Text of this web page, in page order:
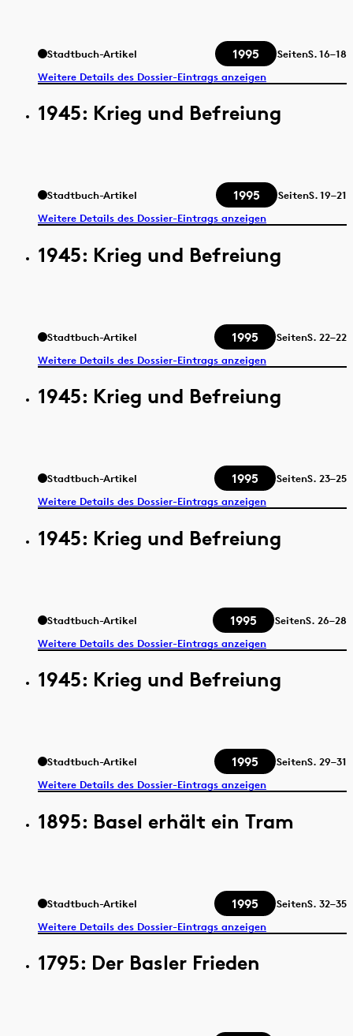
Stadtbuch-Artikel 1995 SeitenS.16–18
Weitere Details des Dossier-Eintrags anzeigen
1945: Krieg und Befreiung
Stadtbuch-Artikel 1995 SeitenS.19–21
Weitere Details des Dossier-Eintrags anzeigen
1945: Krieg und Befreiung
Stadtbuch-Artikel 1995 SeitenS. 22–22
Weitere Details des Dossier-Eintrags anzeigen
1945: Krieg und Befreiung
Stadtbuch-Artikel 1995 SeitenS. 23–25
Weitere Details des Dossier-Eintrags anzeigen
1945: Krieg und Befreiung
Stadtbuch-Artikel 1995 SeitenS. 26–28
Weitere Details des Dossier-Eintrags anzeigen
1945: Krieg und Befreiung
Stadtbuch-Artikel 1995 SeitenS. 29–31
Weitere Details des Dossier-Eintrags anzeigen
1895: Basel erhält ein Tram
Stadtbuch-Artikel 1995 SeitenS. 32–35
Weitere Details des Dossier-Eintrags anzeigen
1795: Der Basler Frieden